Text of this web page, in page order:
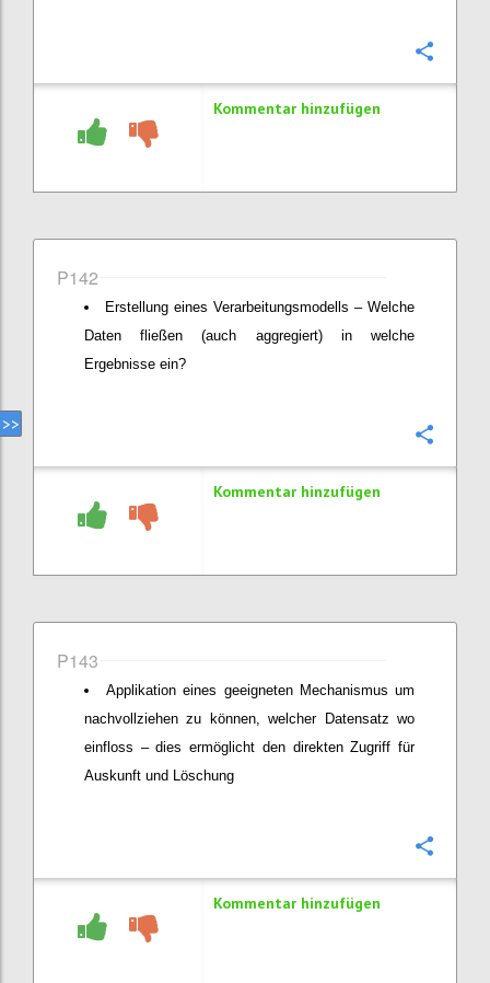
Kommentar hinzufügen
P142
Erstellung eines Verarbeitungsmodells – Welche
Daten fließen (auch aggregiert) in welche
Ergebnisse ein?
Kommentar hinzufügen
P143
Applikation eines geeigneten Mechanismus um
nachvollziehen zu können, welcher Datensatz wo
einfloss – dies ermöglicht den direkten Zugriff für
Auskunft und Löschung
Kommentar hinzufügen